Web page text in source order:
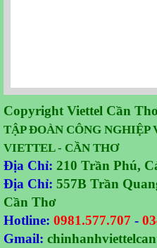
Copyright Viettel Cần
TẬP ĐOÀN CÔNG
VIETTEL - CẦN THƠ
Địa Chỉ: 210 Trần Phú,
Địa Chỉ: 557B Trần
Cần Thơ
Hotline: 0981.577.707 -
Gmail: